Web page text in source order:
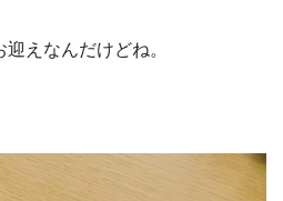
えなんだけどね。